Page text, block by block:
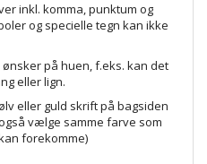
inkl. komma, punktum og
og specielle tegn kan ikke
på huen, f.eks. kan det
eller lign.
eller guld skrift på bagsiden
vælge samme farve som
forekomme)